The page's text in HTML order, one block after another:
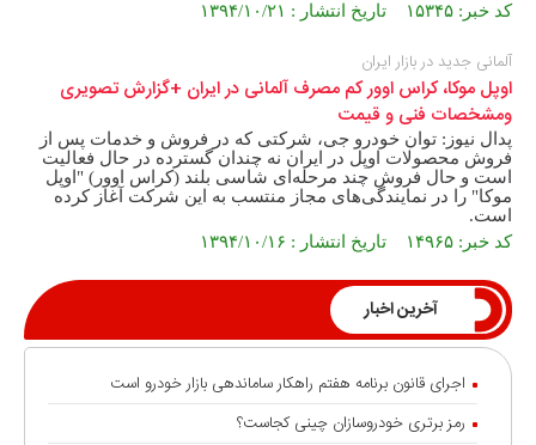
کد خبر: ۱۵۳۴۵ تاریخ انتشار : ۱۳۹۴/۱۰/۲۱
آلمانی جدید در بازار ایران
اوپل موکا، کراس اوور کم مصرف آلمانی در ایران +گزارش تصویری
ومشخصات فنی و قیمت
پدال نیوز: توان خودرو جی، شرکتی که در فروش و خدمات پس از
فروش محصولات اوپل در ایران نه چندان گسترده در حال فعالیت
است و حال فروش چند مرحله‌ای شاسی بلند (کراس اوور) "اوپل
موکا" را در نمایندگی‌های مجاز منتسب به این شرکت آغاز کرده
است.
کد خبر: ۱۴۹۶۵ تاریخ انتشار : ۱۳۹۴/۱۰/۱۶
آخرین اخبار
اجرای قانون برنامه هفتم راهکار ساماندهی بازار خودرو است
رمز برتری خودروسازان چینی کجاست؟